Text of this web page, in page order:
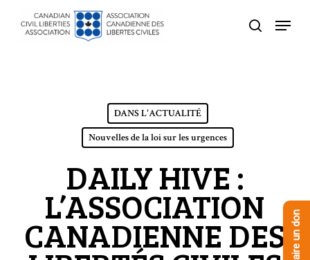
recherche
Menu
DANS L'ACTUALITÉ
Nouvelles de la loi sur les urgences
DAILY HIVE :
L’ASSOCIATION
CANADIENNE DESFaire un don